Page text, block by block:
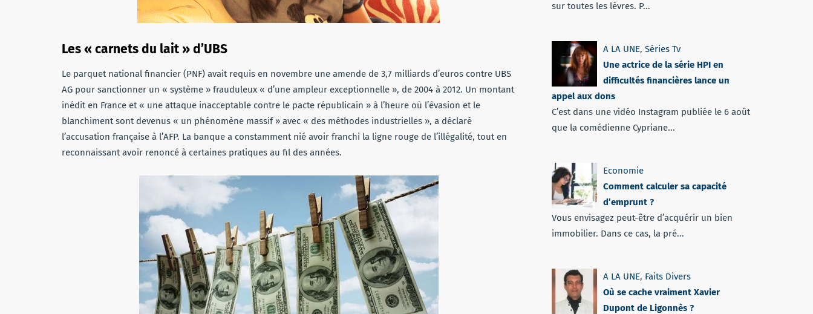
Les « carnets du lait » d’UBS
Le parquet national financier (PNF) avait requis en novembre une amende de 3,7 milliards d’euros contre UBS
AG pour sanctionner un « système » frauduleux « d’une ampleur exceptionnelle », de 2004 à 2012. Un montant
inédit en France et « une attaque inacceptable contre le pacte républicain » à l’heure où l’évasion et le
blanchiment sont devenus « un phénomène massif » avec « des méthodes industrielles », a déclaré
l’accusation française à l’AFP. La banque a constamment nié avoir franchi la ligne rouge de l’illégalité, tout en
reconnaissant avoir renoncé à certaines pratiques au fil des années.
sur toutes les lèvres. P...
A LA UNE, Séries Tv
Une actrice de la série HPI en
difficultés financières lance un
appel aux dons
C’est dans une vidéo Instagram publiée le 6 août
que la comédienne Cypriane...
Economie
Comment calculer sa capacité
d’emprunt ?
Vous envisagez peut-être d’acquérir un bien
immobilier. Dans ce cas, la pré...
A LA UNE, Faits Divers
Où se cache vraiment Xavier
Dupont de Ligonnès ?